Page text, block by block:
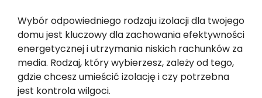
Wybór odpowiedniego rodzaju izolacji dla twojego
domu jest kluczowy dla zachowania efektywności
energetycznej i utrzymania niskich rachunków za
media. Rodzaj, który wybierzesz, zależy od tego,
gdzie chcesz umieścić izolację i czy potrzebna
jest kontrola wilgoci.